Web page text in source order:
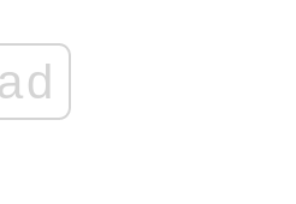
ad